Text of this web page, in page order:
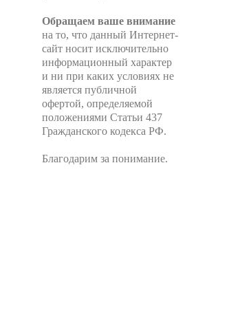
Обращаем ваше внимание
на то, что данный Интернет-
сайт носит исключительно
информационный характер
и ни при каких условиях не
является публичной
офертой, определяемой
положениями Статьи 437
Гражданского кодекса РФ.
Благодарим за понимание.